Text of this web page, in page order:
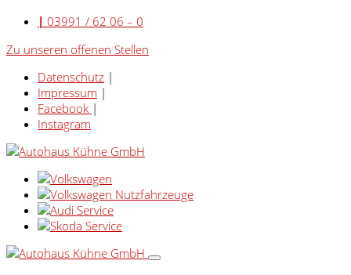
| 03991 / 62 06 – 0
Zu unseren offenen Stellen
Datenschutz |
Impressum |
Facebook |
Instagram